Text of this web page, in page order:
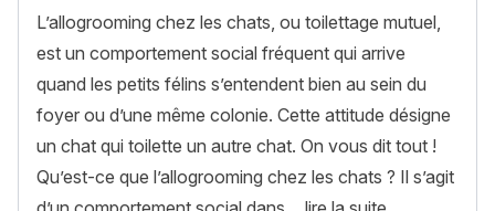
L’allogrooming chez les chats, ou toilettage mutuel,
est un comportement social fréquent qui arrive
quand les petits félins s’entendent bien au sein du
foyer ou d’une même colonie. Cette attitude désigne
un chat qui toilette un autre chat. On vous dit tout !
Qu’est-ce que l’allogrooming chez les chats ? Il s’agit